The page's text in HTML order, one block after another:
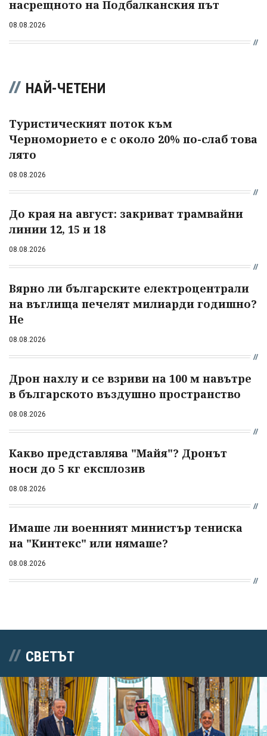
насрещното на Подбалканския път
08.08.2026
НАЙ-ЧЕТЕНИ
Туристическият поток към
Черноморието е с около 20% по-слаб това
лято
08.08.2026
До края на август: закриват трамвайни
линии 12, 15 и 18
08.08.2026
Вярно ли българските електроцентрали
на въглища печелят милиарди годишно?
Не
08.08.2026
Дрон нахлу и се взриви на 100 м навътре
в българското въздушно пространство
08.08.2026
Какво представлява "Майя"? Дронът
носи до 5 кг експлозив
08.08.2026
Имаше ли военният министър тениска
на "Кинтекс" или нямаше?
08.08.2026
СВЕТЪТ